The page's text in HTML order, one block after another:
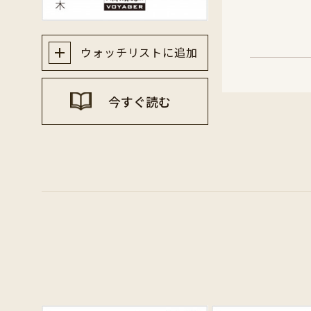
ウォッチリストに追加
今すぐ読む